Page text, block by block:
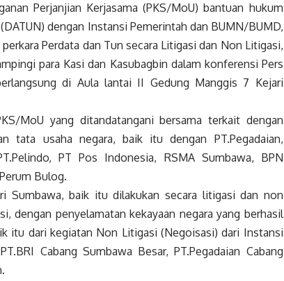
Perjanjian Kerjasama (PKS/MoU) bantuan hukum
dengan Instansi Pemerintah dan BUMN/BUMD,
Perdata dan Tun secara Litigasi dan Non Litigasi,
para Kasi dan Kasubagbin dalam konferensi Pers
di Aula lantai II Gedung Manggis 7 Kejari
MoU yang ditandatangani bersama terkait dengan
tata usaha negara, baik itu dengan PT.Pegadaian,
PT Pos Indonesia, RSMA Sumbawa, BPN
Bulog.
Sumbawa, baik itu dilakukan secara litigasi dan non
dengan penyelamatan kekayaan negara yang berhasil
itu dari kegiatan Non Litigasi (Negoisasi) dari Instansi
Cabang Sumbawa Besar, PT.Pegadaian Cabang